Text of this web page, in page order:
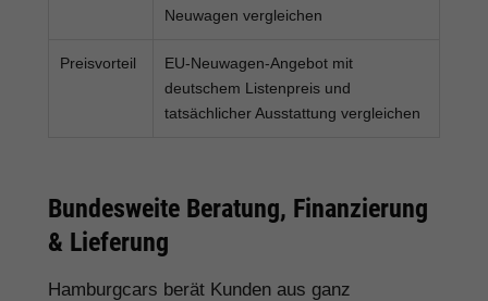
Neuwagen vergleichen
Preisvorteil
EU-Neuwagen-Angebot mit
deutschem Listenpreis und
tatsächlicher Ausstattung vergleichen
Bundesweite Beratung, Finanzierung
& Lieferung
Hamburgcars berät Kunden aus ganz